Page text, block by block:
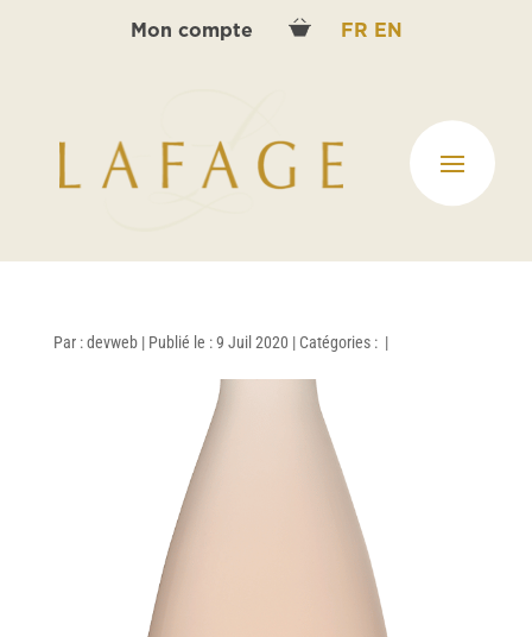
Mon compte FR EN
Par :devweb | Publié le : 9 Juil 2020 | Catégories : |